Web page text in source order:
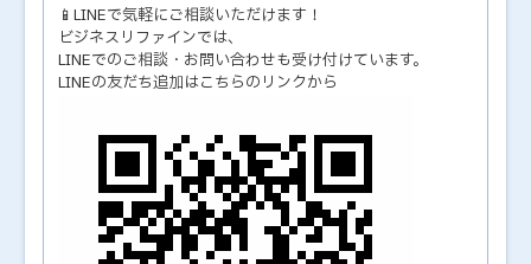
📱LINEで気軽にご相談いただけます！
ビジネスリファインでは、
LINEでのご相談・お問い合わせも受け付けています。
LINEの友だち追加はこちらのリンクから